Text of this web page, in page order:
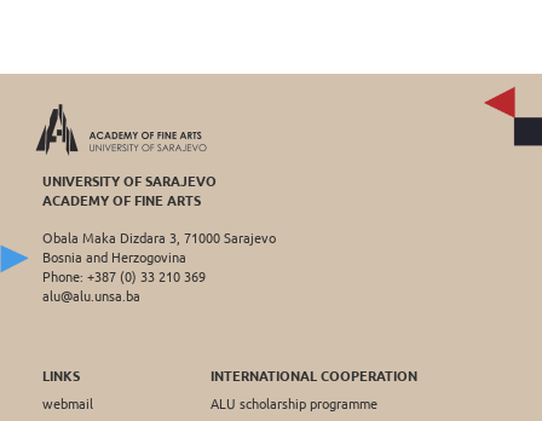
UNIVERSITY OF SARAJEVO
ACADEMY OF FINE ARTS
Obala Maka Dizdara 3, 71000 Sarajevo
Bosnia and Herzogovina
Phone: +387 (0) 33 210 369
alu@alu.unsa.ba
LINKS
webmail
INTERNATIONAL COOPERATION
ALU scholarship programme